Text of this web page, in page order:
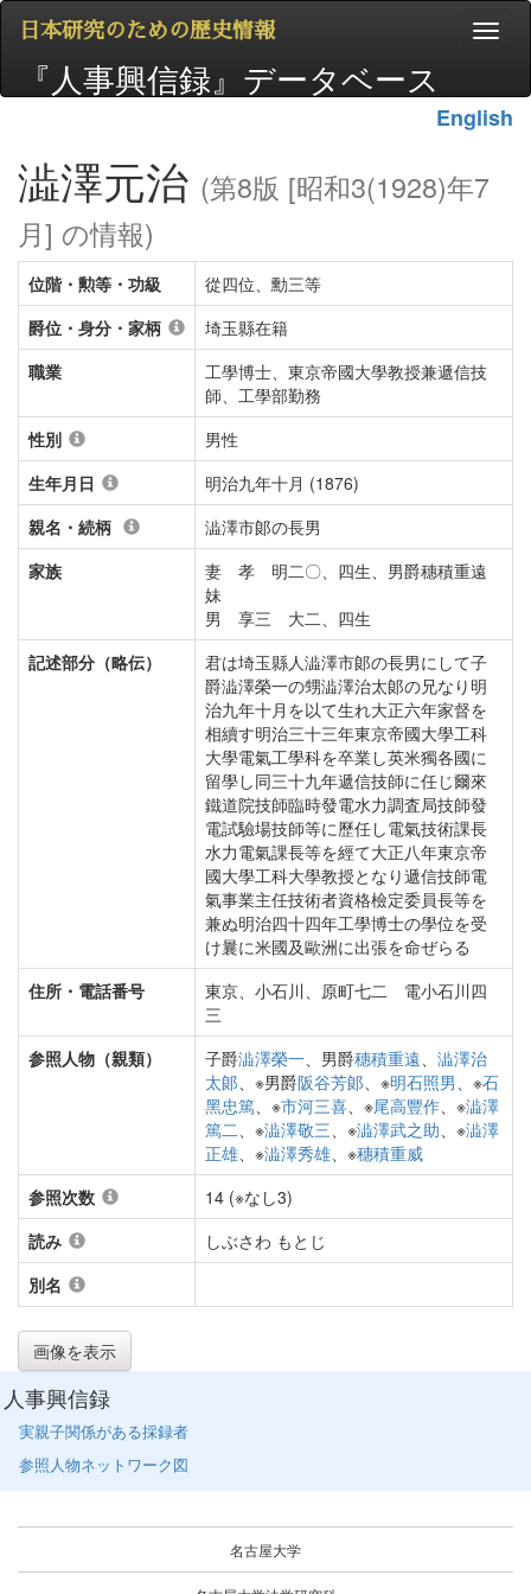
日本研究のための歴史情報
『人事興信録』データベース
English
澁澤元治 (第8版 [昭和3(1928)年7
月] の情報)
位階・勲等・功級
從四位、勳三等
爵位・身分・家柄
埼玉縣在籍
職業
工學博士、東京帝國大學教授兼遞信技
師、工學部勤務
性別
男性
生年月日
明治九年十月 (1876)
親名・続柄
澁澤市郞の長男
家族
妻 孝 明二〇、四生、男爵穗積重遠
妹
男 享三 大二、四生
記述部分（略伝）
君は埼玉縣人澁澤市郞の長男にして子
爵澁澤榮一の甥澁澤治太郞の兄なり明
治九年十月を以て生れ大正六年家督を
相續す明治三十三年東京帝國大學工科
大學電氣工學科を卒業し英米獨各國に
留學し同三十九年遞信技師に任じ爾來
鐵道院技師臨時發電水力調査局技師發
電試驗場技師等に歷任し電氣技術課長
水力電氣課長等を經て大正八年東京帝
國大學工科大學教授となり遞信技師電
氣事業主任技術者資格檢定委員長等を
兼ぬ明治四十四年工學博士の學位を受
け曩に米國及歐洲に出張を命ぜらる
住所・電話番号
東京、小石川、原町七二 電小石川四
三
参照人物（親類）
子爵澁澤榮一、男爵穗積重遠、 澁澤治
太郞、※男爵阪谷芳郞、※明石照男、※石
黑忠篤、※市河三喜、※尾高豐作、※澁澤
篤二、※澁澤敬三、※澁澤武之助、※澁澤
正雄、※澁澤秀雄、※穗積重威
参照次数
14 (※なし3)
読み
しぶさわ もとじ
別名
画像を表示
人事興信録
実親子関係がある採録者
参照人物ネットワーク図
名古屋大学